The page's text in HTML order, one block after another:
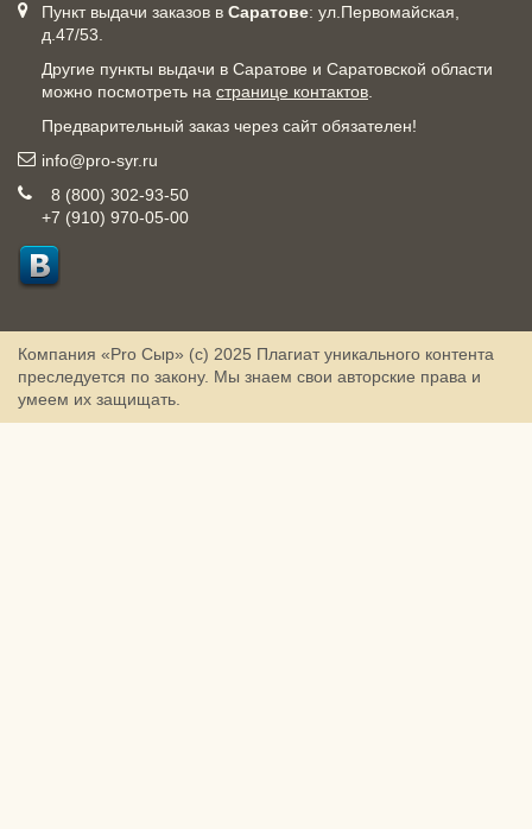
Пункт выдачи заказов в Саратове: ул.Первомайская,
д.47/53.
Другие пункты выдачи в Саратове и Саратовской области
можно посмотреть на странице контактов
Предварительный заказ через сайт обязателен!
info@pro-syr.ru
8 (800) 302-93-50
+7 (910) 970-05-00
Компания «Pro Сыр» (с) 2025 Плагиат уникального контента
преследуется по закону. Мы знаем свои авторские права и
умеем их защищать.